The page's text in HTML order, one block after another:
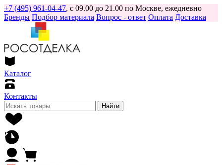
+7 (495) 961-04-47, с 09.00 до 21.00 по Москве, ежедневно
Бренды Подбор материала Вопрос - ответ Оплата Доставка
Каталог
Контакты
Найти